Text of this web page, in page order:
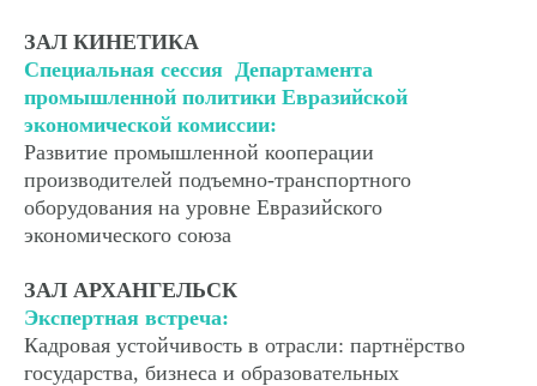
ЗАЛ КИНЕТИКА
Специальная сессия Департамента
промышленной политики Евразийской
экономической комиссии:
Развитие промышленной кооперации
производителей подъемно-транспортного
оборудования на уровне Евразийского
экономического союза
ЗАЛ АРХАНГЕЛЬСК
Экспертная встреча:
Кадровая устойчивость в отрасли: партнёрство
государства, бизнеса и образовательных